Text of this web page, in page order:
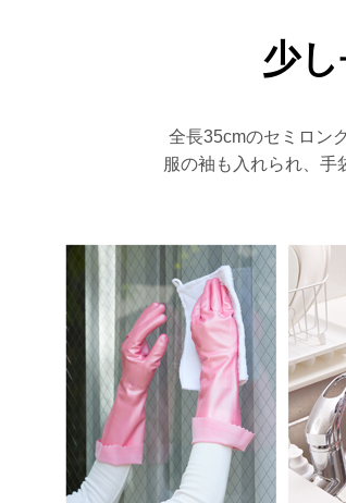
少し
全長35cmのセミロン
服の袖も入れられ、手